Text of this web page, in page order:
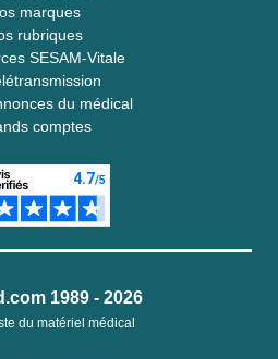
marques
rubriques
SESAM-Vitale
du médical
comptes
1989 - 2026
du matériel médical